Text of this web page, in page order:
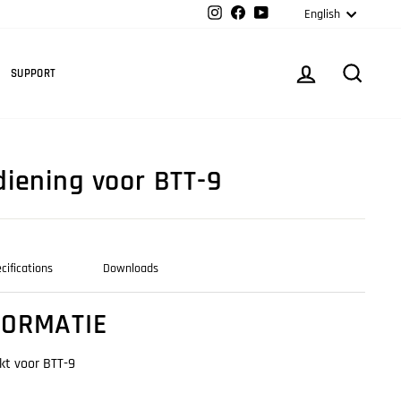
InstagramFacebookYouTubeEnglish
SUPPORT LOG IN
voor BTT-9
Downloads
voor BTT-9